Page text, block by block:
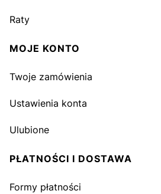
Raty
MOJE KONTO
Twoje zamówienia
Ustawienia konta
Ulubione
PŁATNOŚCI I DOSTAWA
Formy płatności